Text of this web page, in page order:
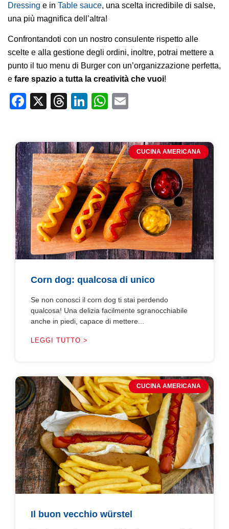
Dressing e in Table sauce, una scelta incredibile di salse,
una più magnifica dell’altra!
Confrontandoti con un nostro consulente rispetto alle
scelte e alla gestione degli ordini, inoltre, potrai mettere a
punto il tuo menu di Burger con un’organizzazione perfetta,
e fare spazio a tutta la creatività che vuoi!
Facebook
X Threads
LinkedIn
WhatsApp
CUCINA AMERICANA
Corn dog: qualcosa di unico
Se non conosci il corn dog ti stai perdendo
qualcosa! Una delizia facilmente sgranocchiabile
anche in piedi, capace di mettere...
LEGGI TUTTO >
CUCINA AMERICANA
Il buon vecchio würstel